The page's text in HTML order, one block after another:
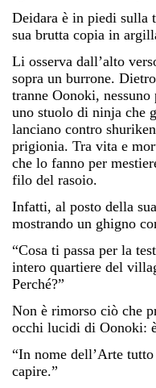
Deidara è in piedi sulla
sua brutta copia in
Li osserva dall’alto
sopra un burrone.
tranne Oonoki,
uno stuolo di ninja che
lanciano contro
prigionia. Tra vita e
che lo fanno per
filo del rasoio.
Infatti, al posto della
mostrando un ghigno
“Cosa ti passa per la
intero quartiere del
Perché?”
Non è rimorso ciò che
occhi lucidi di Oonoki:
“In nome dell’Arte
capire.”